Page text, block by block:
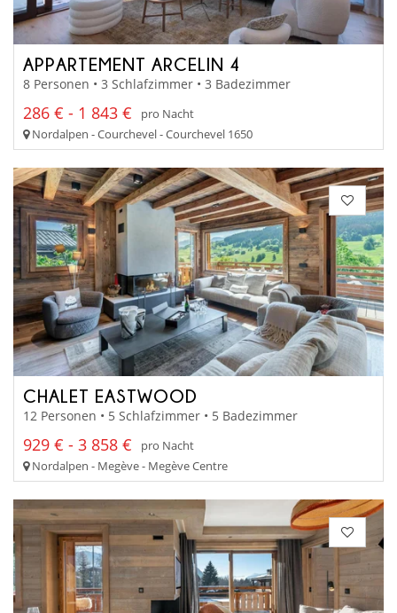
APPARTEMENT ARCELIN 4
8 Personen • 3 Schlafzimmer • 3 Badezimmer
286 € - 1 843 €
pro Nacht
Nordalpen - Courchevel - Courchevel 1650
CHALET EASTWOOD
12 Personen • 5 Schlafzimmer • 5 Badezimmer
929 € - 3 858 €
pro Nacht
Nordalpen - Megève - Megève Centre